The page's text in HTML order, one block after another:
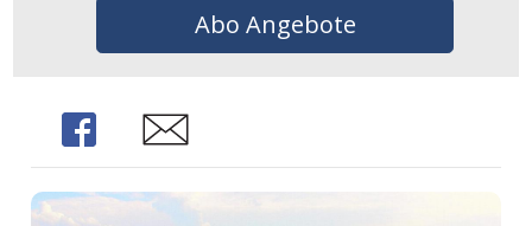
Abo Angebote
Share Share